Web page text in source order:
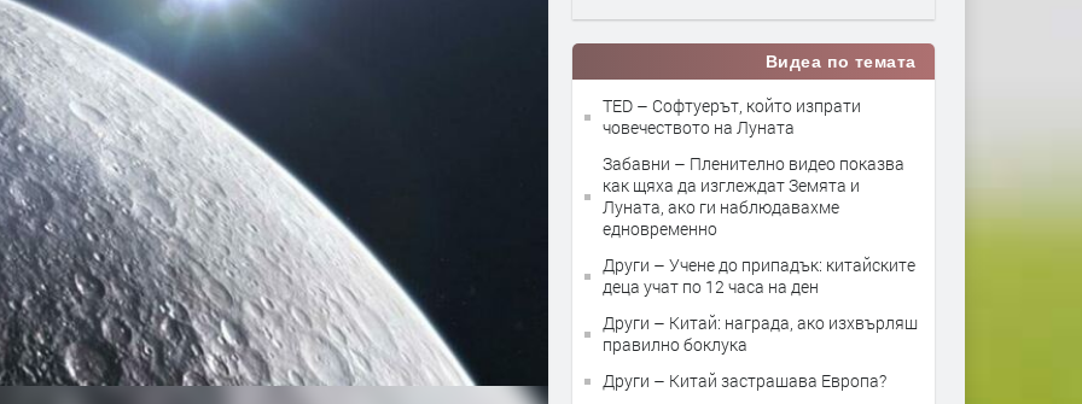
Видеа по темата
TED – Софтуерът, който изпрати
човечеството на Луната
Забавни – Пленително видео показва
как щяха да изглеждат Земята и
Луната, ако ги наблюдавахме
едновременно
Други – Учене до припадък: китайските
деца учат по 12 часа на ден
Други – Китай: награда, ако изхвърляш
правилно боклука
Други – Китай застрашава Европа?